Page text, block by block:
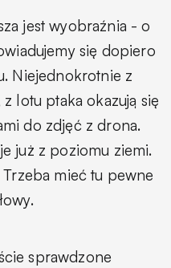
jest wyobraźnia - o
się dopiero
Niejednokrotnie z
lotu ptaka okazują się
do zdjęć z drona.
już z poziomu ziemi.
mieć tu pewne
sprawdzone